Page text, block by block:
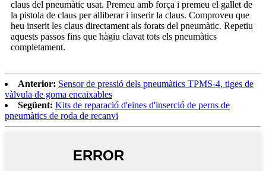
claus del pneumàtic usat. Premeu amb força i premeu el gallet de
la pistola de claus per alliberar i inserir la claus. Comproveu que
heu inserit les claus directament als forats del pneumàtic. Repetiu
aquests passos fins que hàgiu clavat tots els pneumàtics
completament.
Anterior: Sensor de pressió dels pneumàtics TPMS-4, tiges de
vàlvula de goma encaixables
Següent: Kits de reparació d'eines d'inserció de perns de
pneumàtics de roda de recanvi